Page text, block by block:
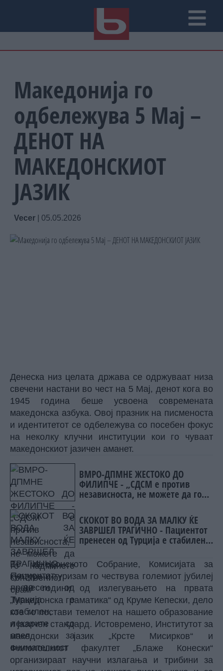
Македонија го
одбележува 5 Мај –
ДЕНОТ НА
МАКЕДОНСКИОТ
ЈАЗИК
Vecer 05.05.2026
Денеска низ целата држава се одржуваат низа
свечени настани во чест на 5 Мај, денот кога во
1945 година беше усвоена современата
македонска азбука. Овој празник на писменоста
и идентитетот се одбележува со посебен фокус
на неколку клучни институции кои го чуваат
македонскиот јазичен аманет.
ВМРО-ДПМНЕ ЖЕСТОКО ДО
ФИЛИПЧЕ - „СДСМ е против
независноста, не можете да го
СКОКОТ ВО ВОДА ЗА МАЛКУ ЌЕ
ЗАВРШЕЛ ТРАГИЧНО - Пациентот
пренесен од Турција е стабилен,
внимателност
Во македонското Собрание, Комисијата за
култура и туризам го чествува големиот јубилеј
– 80 години од излегувањето на првата
„Македонска граматика“ од Круме Кепески, дело
кое го постави темелот на нашето образование
и јазичен стандард. Истовремено, Институтот за
македонски јазик „Крсте Мисирков“ и
Филолошкиот факултет „Блаже Конески“
организираат научни излагања и трибини за